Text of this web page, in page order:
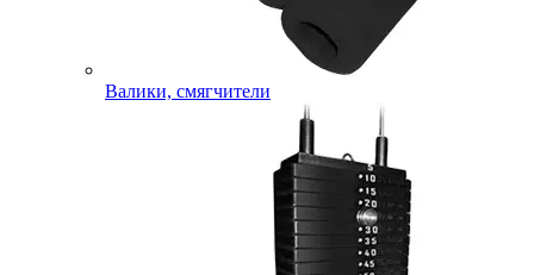
Валики, смягчители